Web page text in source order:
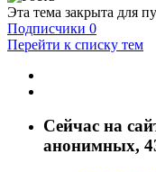
Эта тема закрыта для
Подписчики 0
Перейти к списку тем
Сейчас на
анонимных,